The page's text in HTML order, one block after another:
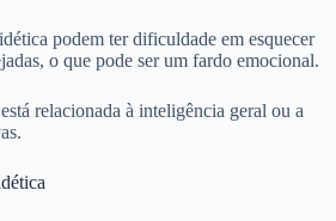
podem ter dificuldade em esquecer
o que pode ser um fardo emocional.
relacionada à inteligência geral ou a